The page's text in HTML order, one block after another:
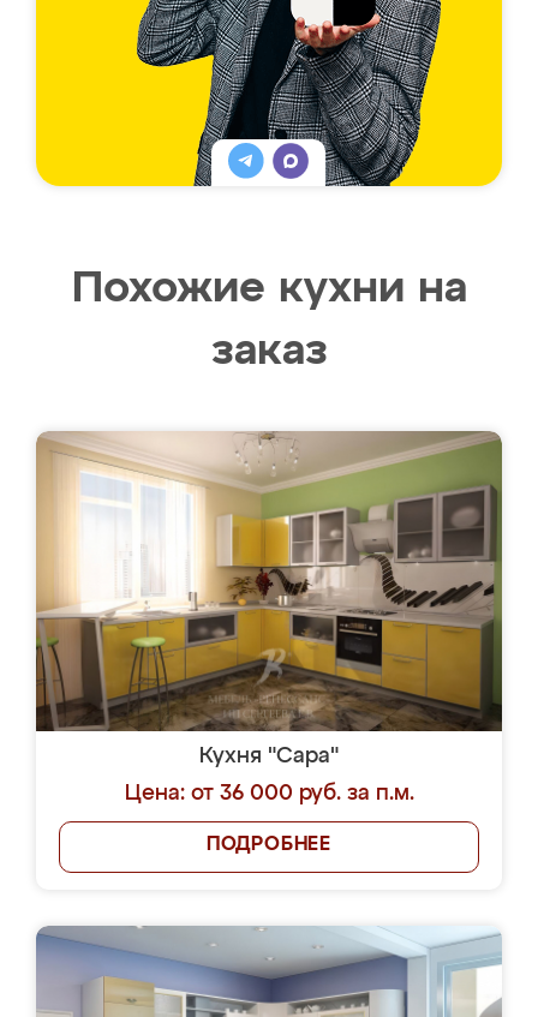
Похожие кухни на
заказ
Кухня "Сара"
Цена: от 36 000 руб. за п.м.
ПОДРОБНЕЕ